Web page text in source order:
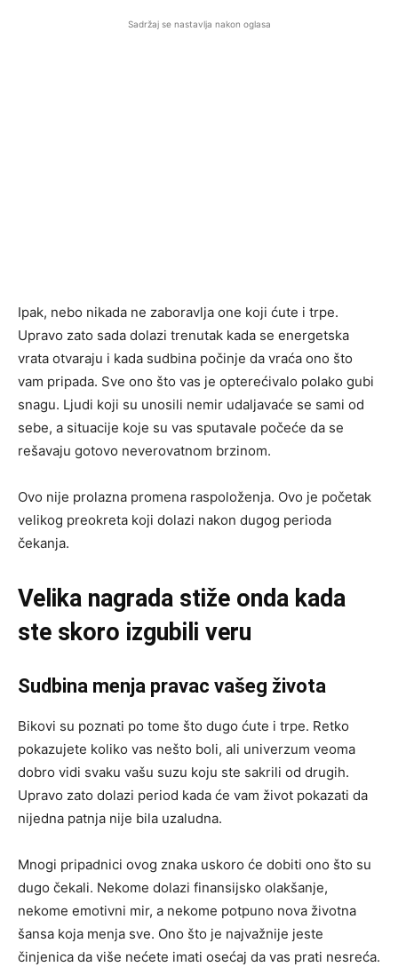
Sadržaj se nastavlja nakon oglasa
Ipak, nebo nikada ne zaboravlja one koji ćute i trpe.
Upravo zato sada dolazi trenutak kada se energetska
vrata otvaraju i kada sudbina počinje da vraća ono što
vam pripada. Sve ono što vas je opterećivalo polako gubi
snagu. Ljudi koji su unosili nemir udaljavaće se sami od
sebe, a situacije koje su vas sputavale počeće da se
rešavaju gotovo neverovatnom brzinom.
Ovo nije prolazna promena raspoloženja. Ovo je početak
velikog preokreta koji dolazi nakon dugog perioda
čekanja.
Velika nagrada stiže onda kada
ste skoro izgubili veru
Sudbina menja pravac vašeg života
Bikovi su poznati po tome što dugo ćute i trpe. Retko
pokazujete koliko vas nešto boli, ali univerzum veoma
dobro vidi svaku vašu suzu koju ste sakrili od drugih.
Upravo zato dolazi period kada će vam život pokazati da
nijedna patnja nije bila uzaludna.
Mnogi pripadnici ovog znaka uskoro će dobiti ono što su
dugo čekali. Nekome dolazi finansijsko olakšanje,
nekome emotivni mir, a nekome potpuno nova životna
šansa koja menja sve. Ono što je najvažnije jeste
činjenica da više nećete imati osećaj da vas prati nesreća.